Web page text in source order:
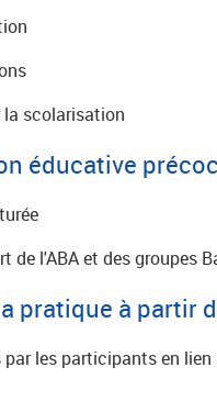
la scolarisation
éducative
de l'ABA et des groupes
pratique à partir
les participants en